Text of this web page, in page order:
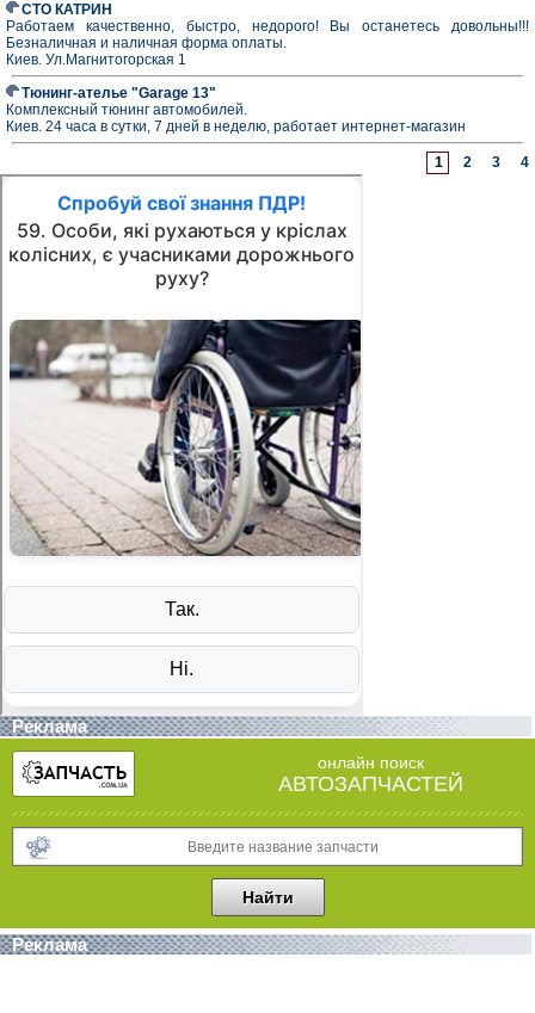
СТО КАТРИН
Работаем качественно, быстро, недорого! Вы останетесь довольны!!!
Безналичная и наличная форма оплаты.
Киев. Ул.Магнитогорская 1
Тюнинг-ателье "Garage 13"
Комплексный тюнинг автомобилей.
Киев. 24 часа в сутки, 7 дней в неделю, работает интернет-магазин
1 2 3 4
Реклама
онлайн поиск
АВТОЗАПЧАСТЕЙ
Реклама